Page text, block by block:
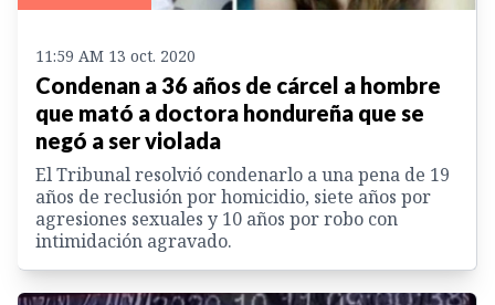
11:59 AM 13 oct. 2020
Condenan a 36 años de cárcel a hombre
que mató a doctora hondureña que se
negó a ser violada
El Tribunal resolvió condenarlo a una pena de 19
años de reclusión por homicidio, siete años por
agresiones sexuales y 10 años por robo con
intimidación agravado.